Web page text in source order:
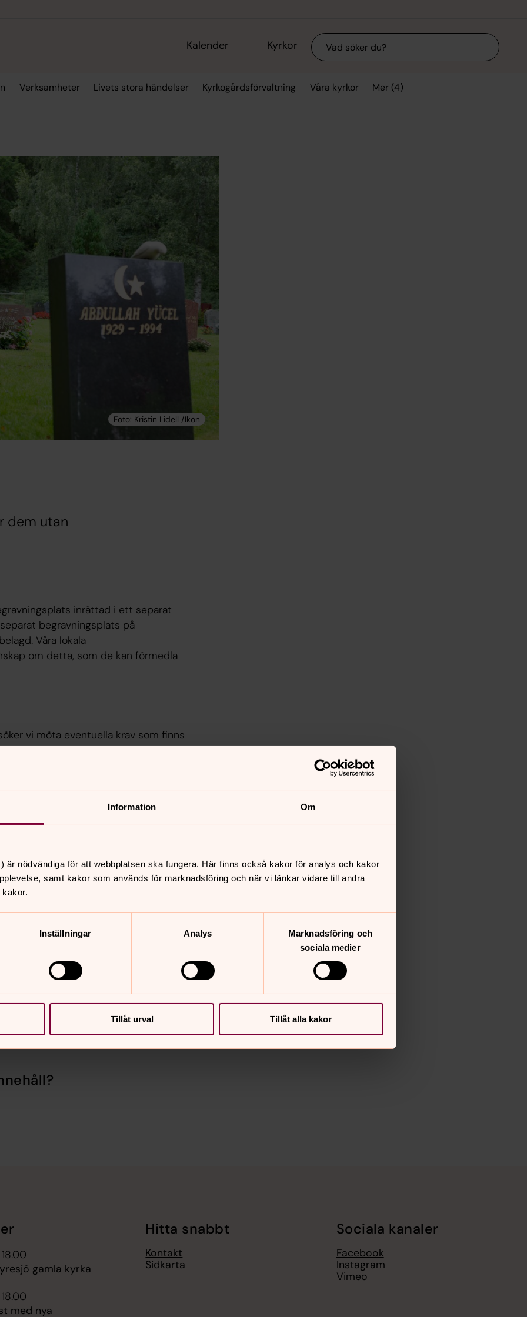
Information Om
är nödvändiga för att webbplatsen ska fungera. Här finns också kakor för analys och kakor
samt kakor som används för marknadsföring och när vi länkar vidare till andra
Inställningar Analys
Marknadsföring och
sociala medier
Tillåt urval Tillåt alla kakor
Kalender Kyrkor Sök
Verksamheter Livets stora händelser Kyrkogårdsförvaltning Våra kyrkor Mer (4)
dem utan
inrättad i ett separat
begravningsplats på
Våra lokala
om detta, som de kan förmedla
vi möta eventuella krav som finns
i samband med en begravning, har
bistår vi med vårt kapell på
en begravning med en
Gällande gravsätt och gravplatser på
för tillhöriga i Svenska kyrkan.
medlemmar i Svenska kyrkan, och
i Vetlanda kommun är
gamla kyrka
med nya
Hitta snabbt
Kontakt
Sidkarta
Sociala kanaler
Facebook
Instagram
Vimeo